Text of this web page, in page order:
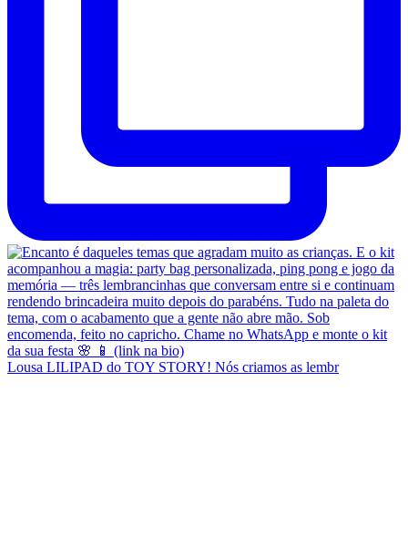
Lousa LILIPAD do TOY STORY! Nós criamos as lembr